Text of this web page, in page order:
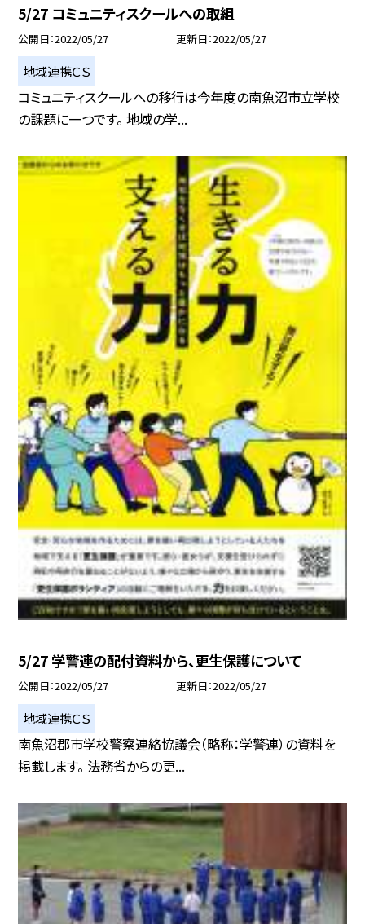
5/27 コミュニティスクールへの取組
公開日 2022/05/27 更新日 2022/05/27
地域連携ＣＳ
コミュニティスクールへの移行は今年度の南魚沼市立学校
の課題に一つです。 地域の学...
5/27 学警連の配付資料から、更生保護について
公開日 2022/05/27 更新日 2022/05/27
地域連携ＣＳ
南魚沼郡市学校警察連絡協議会（略称：学警連）の資料を
掲載します。 法務省からの更...